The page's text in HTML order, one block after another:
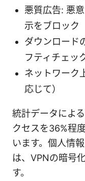
悪質広告: 悪
示をブロック
ダウンロード
フティチェッ
ネットワーク
応じて）
統計データによ
クセスを36%程
います。個人情
は、VPNの暗号
す。